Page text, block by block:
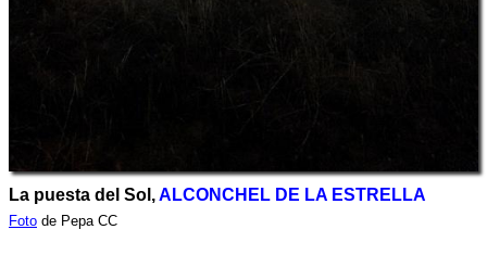
La puesta del Sol,ALCONCHEL DE LA ESTRELLA
Foto de Pepa CC